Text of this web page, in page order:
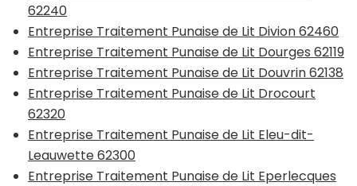
62240
Entreprise Traitement Punaise de Lit Divion 62460
Entreprise Traitement Punaise de Lit Dourges 62119
Entreprise Traitement Punaise de Lit Douvrin 62138
Entreprise Traitement Punaise de Lit Drocourt
62320
Entreprise Traitement Punaise de Lit Eleu-dit-
Leauwette 62300
Entreprise Traitement Punaise de Lit Eperlecques